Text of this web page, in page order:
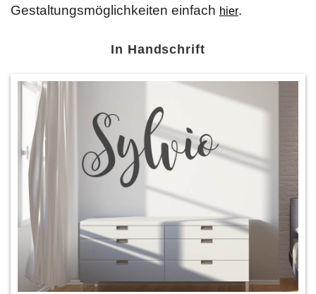
Gestaltungsmöglichkeiten einfach hier.
In Handschrift